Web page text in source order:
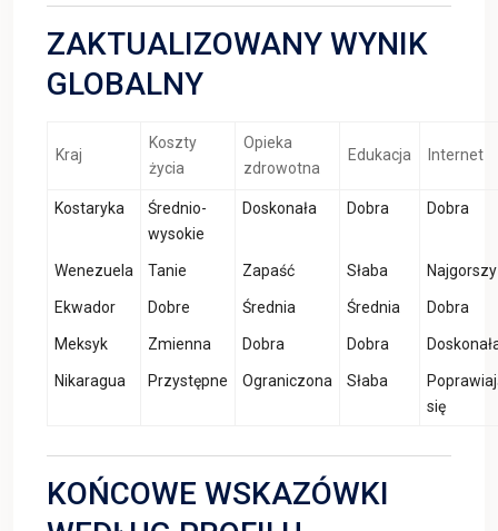
ZAKTUALIZOWANY WYNIK
GLOBALNY
Kraj
Koszty
życia
Opieka
zdrowotna
Edukacja Internet
Kostaryka
Średnio-
wysokie
Doskonała Dobra Dobra
Wenezuela Tanie Zapaść Słaba Najgorszy
Ekwador Dobre Średnia Średnia Dobra
Meksyk Zmienna Dobra Dobra
Nikaragua Przystępne Ograniczona Słaba
się
KOŃCOWE WSKAZÓWKI